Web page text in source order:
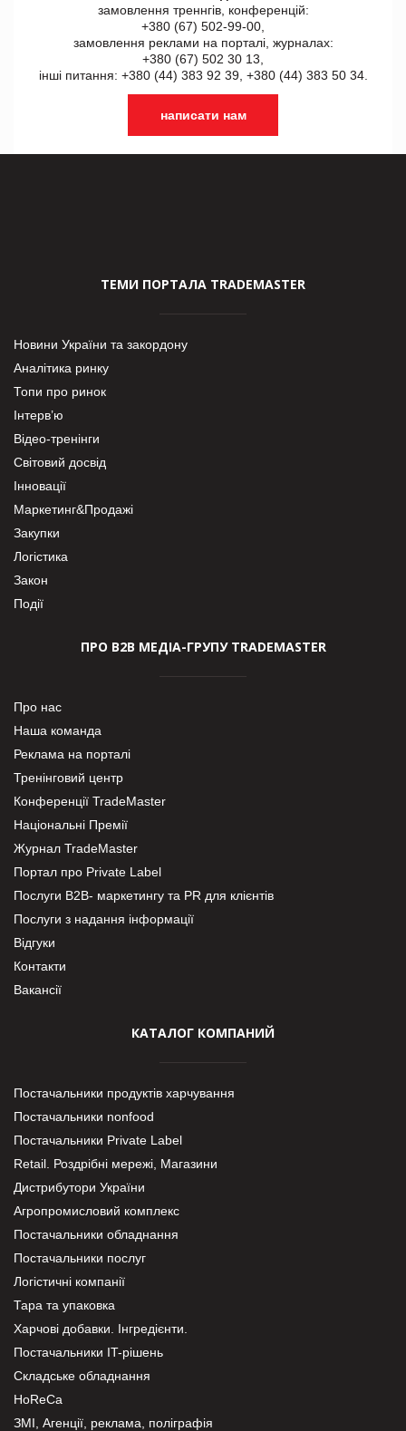
замовлення треннгів, конференцій:
+380 (67) 502-99-00,
замовлення реклами на порталі, журналах:
+380 (67) 502 30 13,
інші питання: +380 (44) 383 92 39, +380 (44) 383 50 34.
написати нам
ТЕМИ ПОРТАЛА TRADEMASTER
Новини України та закордону
Аналітика ринку
Топи про ринок
Інтерв’ю
Відео-тренінги
Світовий досвід
Інновації
Маркетинг&Продажі
Закупки
Логістика
Закон
Події
ПРО В2В МЕДІА-ГРУПУ TRADEMASTER
Про нас
Наша команда
Реклама на порталі
Тренінговий центр
Конференції TradeMaster
Національні Премії
Журнал TradeMaster
Портал про Private Label
Послуги В2В- маркетингу та PR для клієнтів
Послуги з надання інформації
Відгуки
Контакти
Вакансії
КАТАЛОГ КОМПАНИЙ
Постачальники продуктів харчування
Постачальники nonfood
Постачальники Private Label
Retail. Роздрібні мережі, Магазини
Дистрибутори України
Агропромисловий комплекс
Постачальники обладнання
Постачальники послуг
Логістичні компанії
Тара та упаковка
Харчові добавки. Інгредієнти.
Постачальники IT-рішень
Складське обладнання
HoReCa
ЗМІ, Агенції, реклама, поліграфія